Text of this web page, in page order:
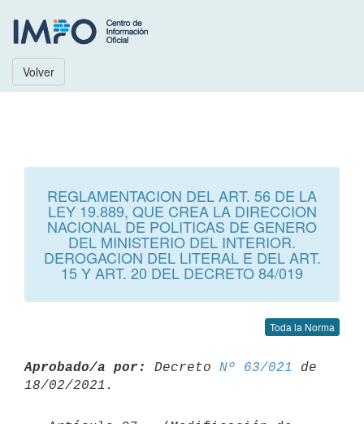
Volver
REGLAMENTACION DEL ART. 56 DE LA
LEY 19.889, QUE CREA LA DIRECCION
NACIONAL DE POLITICAS DE GENERO
DEL MINISTERIO DEL INTERIOR.
DEROGACION DEL LITERAL E DEL ART.
15 Y ART. 20 DEL DECRETO 84/019
Toda la Norma
Aprobado/a por: Decreto Nº 63/021
de